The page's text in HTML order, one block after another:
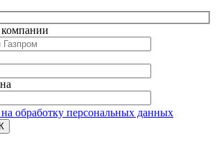
на обработку персональных данных